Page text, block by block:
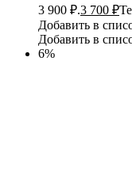
3 900 ₽.3 700 ₽
Добавить в
Добавить в
6%